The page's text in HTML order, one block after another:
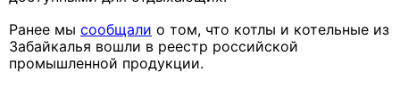
Ранее мы сообщали о том, что котлы и котельные из
Забайкалья вошли в реестр российской
промышленной продукции.